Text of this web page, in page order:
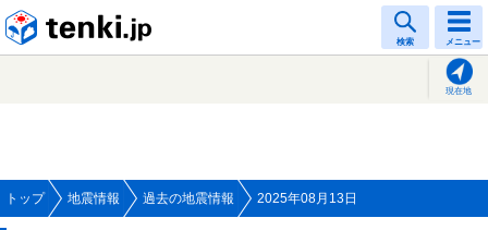
検索 メニュー
現在地
トップ 地震情報 過去の地震情報 2025年08月13日